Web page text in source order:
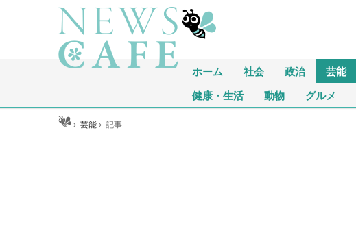
ホーム 社会 政治 芸能
健康・生活 動物 グルメ
ホーム ›芸能 ›記事